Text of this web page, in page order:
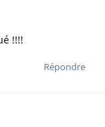
!!!!
Répondre